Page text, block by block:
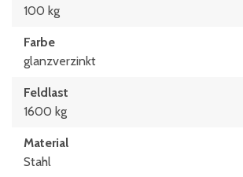
100 kg
Farbe
glanzverzinkt
Feldlast
1600 kg
Material
Stahl